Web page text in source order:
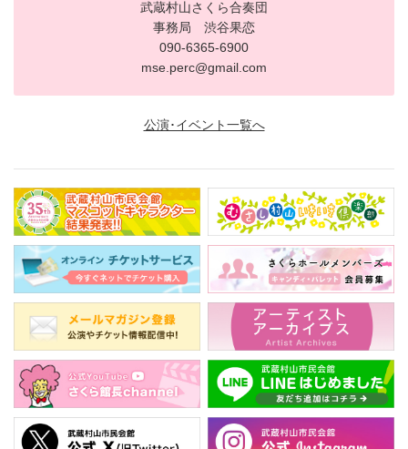
武蔵村山さくら合奏団
事務局 渋谷果恋
090-6365-6900
mse.perc@gmail.com
公演･イベント一覧へ